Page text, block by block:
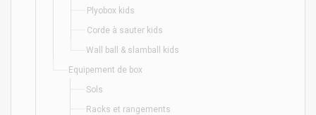
Plyobox kids
Corde à sauter kids
Wall ball & slamball kids
Equipement de box
Sols
Racks et rangements